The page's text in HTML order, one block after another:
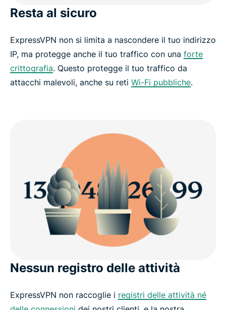
Resta al sicuro
ExpressVPN non si limita a nascondere il tuo indirizzo
IP, ma protegge anche il tuo traffico con una forte
crittografia. Questo protegge il tuo traffico da
attacchi malevoli, anche su reti Wi-Fi pubbliche.
Nessun registro delle attività
ExpressVPN non raccoglie i registri delle attività né